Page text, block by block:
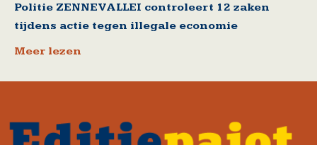
Politie ZENNEVALLEI controleert 12 zaken
tijdens actie tegen illegale economie
Meer lezen